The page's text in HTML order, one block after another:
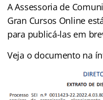
A Assessoria de
Gran Cursos Online
para publicá-las em
Veja o documento na